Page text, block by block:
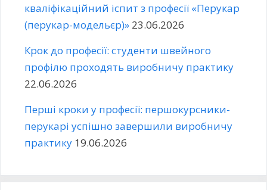
кваліфікаційний іспит з професії «Перукар
(перукар-модельєр)» 23.06.2026
Крок до професії: студенти швейного
профілю проходять виробничу практику
22.06.2026
Перші кроки у професії: першокурсники-
перукарі успішно завершили виробничу
практику 19.06.2026